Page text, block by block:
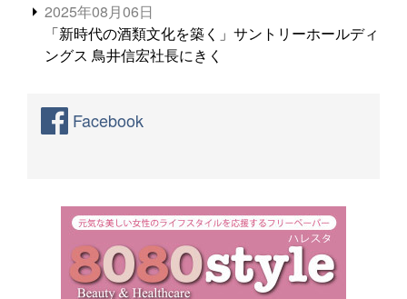
2025年08月06日
「新時代の酒類文化を築く」サントリーホールディ
ングス 鳥井信宏社長にきく
Facebook